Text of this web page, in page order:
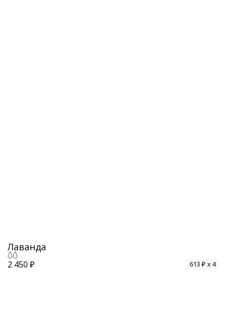
Лаванда
2 450 ₽ 613 ₽ x 4